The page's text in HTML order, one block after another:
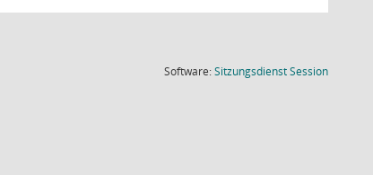
Software:SitzungsdienstSession(Wird in